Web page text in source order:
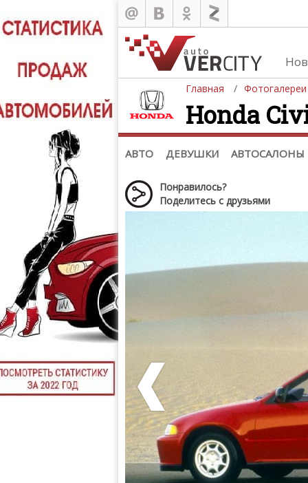
Главная Фотогалереи
Honda
АВТО ДЕВУШКИ АВТОСАЛОНЫ
Автомобили
Последние добавления
Список марок
(+1102)
Понравилось?
Поделитесь с друзьями